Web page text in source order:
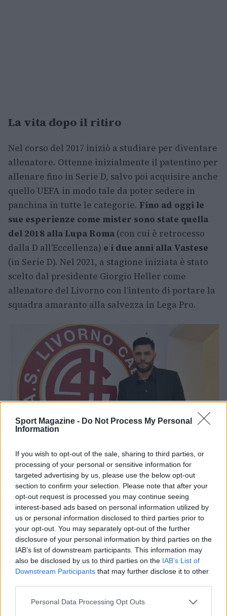
Sport Magazine - Do Not Process My Personal
Information
If you wish to opt-out of the sale, sharing to third parties, or
processing of your personal or sensitive information for
targeted advertising by us, please use the below opt-out
section to confirm your selection. Please note that after your
opt-out request is processed you may continue seeing
interest-based ads based on personal information utilized by
us or personal information disclosed to third parties prior to
your opt-out. You may separately opt-out of the further
disclosure of your personal information by third parties on the
IAB’s list of downstream participants. This information may
also be disclosed by us to third parties on the IAB’s List of
Downstream Participants that may further disclose it to other
Please note that this website/app uses one or more Google
Personal Data Processing Opt Outs
La vita dopo il ritiro
Nel corso del 2017 iniziò a studiare per diventare
allenatore. Ottenne inizialmente il patentino per
allenare fino in Serie D, salvo poi acquisire anche
quello UEFA in modo tale da poter sedere in
panchina in tutte le categorie. Fino ad oggi le
sue esperienze come mister sono state quella
del 2018 alla Lupa Roma (con cui è retrocesso
dalla D all’Eccellenza) e i due anni alla Vastese
(in Serie D). Nel 2021, a stagione iniziata è stato
scelto dal presidente Giorgio Heller come
allenatore del Livorno con l’intento di portare la
squadra amaranto alla salvezza in Lega Pro.
Oltre alle esperienze da allenatore,ha
intrapreso anche la carriera da commentatore
Nel 2018 è stato uno degli opinionisti per la Rai e
Mediaset ai Mondiali di calcio in Russia. Inoltre
ha preso anche parte nello stesso ruolo a Roma
TV, il canale ufficiale della formazione
giallorossa.